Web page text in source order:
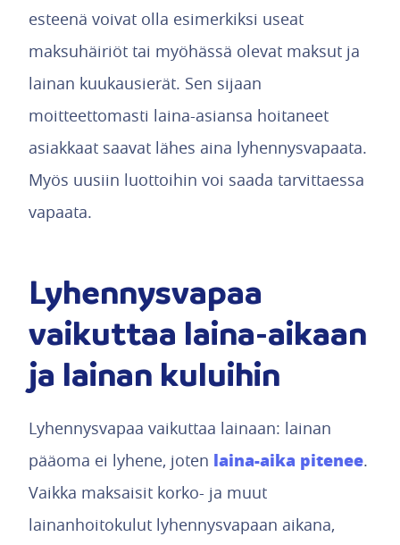
esteenä voivat olla esimerkiksi useat
maksuhäiriöt tai myöhässä olevat maksut ja
lainan kuukausierät. Sen sijaan
moitteettomasti laina-asiansa hoitaneet
asiakkaat saavat lähes aina lyhennysvapaata.
Myös uusiin luottoihin voi saada tarvittaessa
vapaata.
Lyhennysvapaa
vaikuttaa laina-aikaan
ja lainan kuluihin
Lyhennysvapaa vaikuttaa lainaan: lainan
pääoma ei lyhene, joten laina-aika pitenee.
Vaikka maksaisit korko- ja muut
lainanhoitokulut lyhennysvapaan aikana,